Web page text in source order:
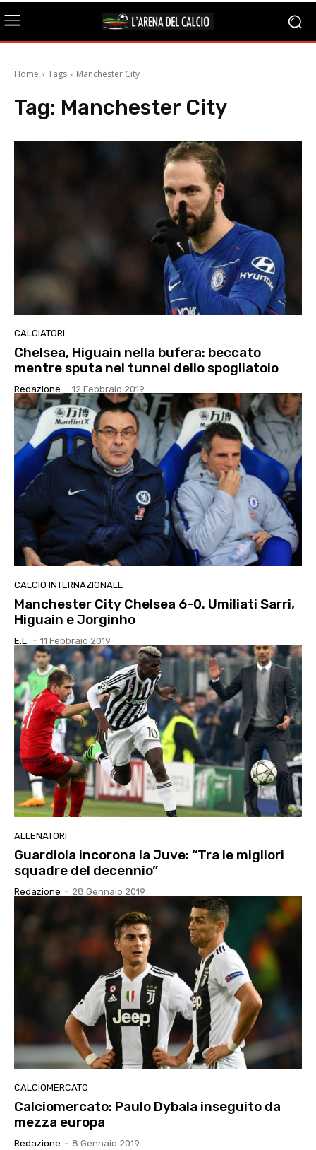
Home Tags Manchester City
Tag: Manchester City
CALCIATORI
Chelsea, Higuain nella bufera: beccato
mentre sputa nel tunnel dello spogliatoio
Redazione - 12 Febbraio 2019
CALCIO INTERNAZIONALE
Manchester City Chelsea 6-0. Umiliati Sarri,
Higuain e Jorginho
E.l. - 11 Febbraio 2019
ALLENATORI
Guardiola incorona la Juve: “Tra le migliori
squadre del decennio”
Redazione - 28 Gennaio 2019
CALCIOMERCATO
Calciomercato: Paulo Dybala inseguito da
mezza europa
Redazione - 8 Gennaio 2019